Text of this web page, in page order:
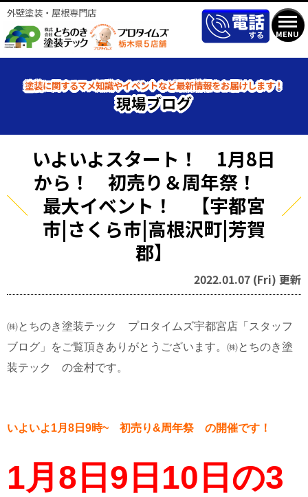
MENU
外壁塗装・屋根専門店
塗装に関するマメ知識やイベントなど最新情報をお届けします！
現場ブログ
いよいよスタート！ 1月8日
から！ 初売り＆周年祭！
最大イベント！ 【宇都宮
市|さくら市|高根沢町|芳賀
郡】
2022.01.07 (Fri) 更新
㈱とちのき塗装テック プロタイムズ宇都宮店「スタッフ
ブログ」をご覧頂きありがとうございます。 ㈱とちのき塗
装テック の金村です。
いよいよ1月8日9時~ 初売り&周年祭 の開催です！
1月8日9日10日の3